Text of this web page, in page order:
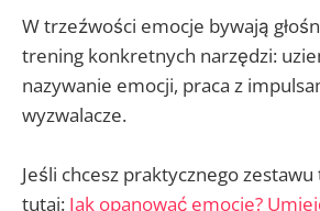
W trzeźwości emocje bywają
trening konkretnych narzędzi:
nazywanie emocji, praca z
wyzwalacze.
Jeśli chcesz praktycznego
tutaj: Jak opanować emocje?